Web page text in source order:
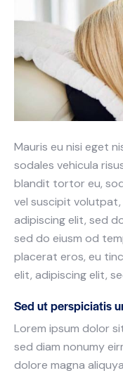
Mauris eu nisi eget
sodales vehicula
blandit tortor eu,
vel suscipit
adipiscing elit, sed
sed do eiusm od
placerat eros, eu
elit, adipiscing elit,
Sed ut perspiciatis
Lorem ipsum dolor
sed diam nonumy
dolore magna